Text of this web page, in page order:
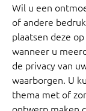
Wil u een
of andere
plaatsen deze
wanneer u
de privacy van
waarborgen. U
thema met of